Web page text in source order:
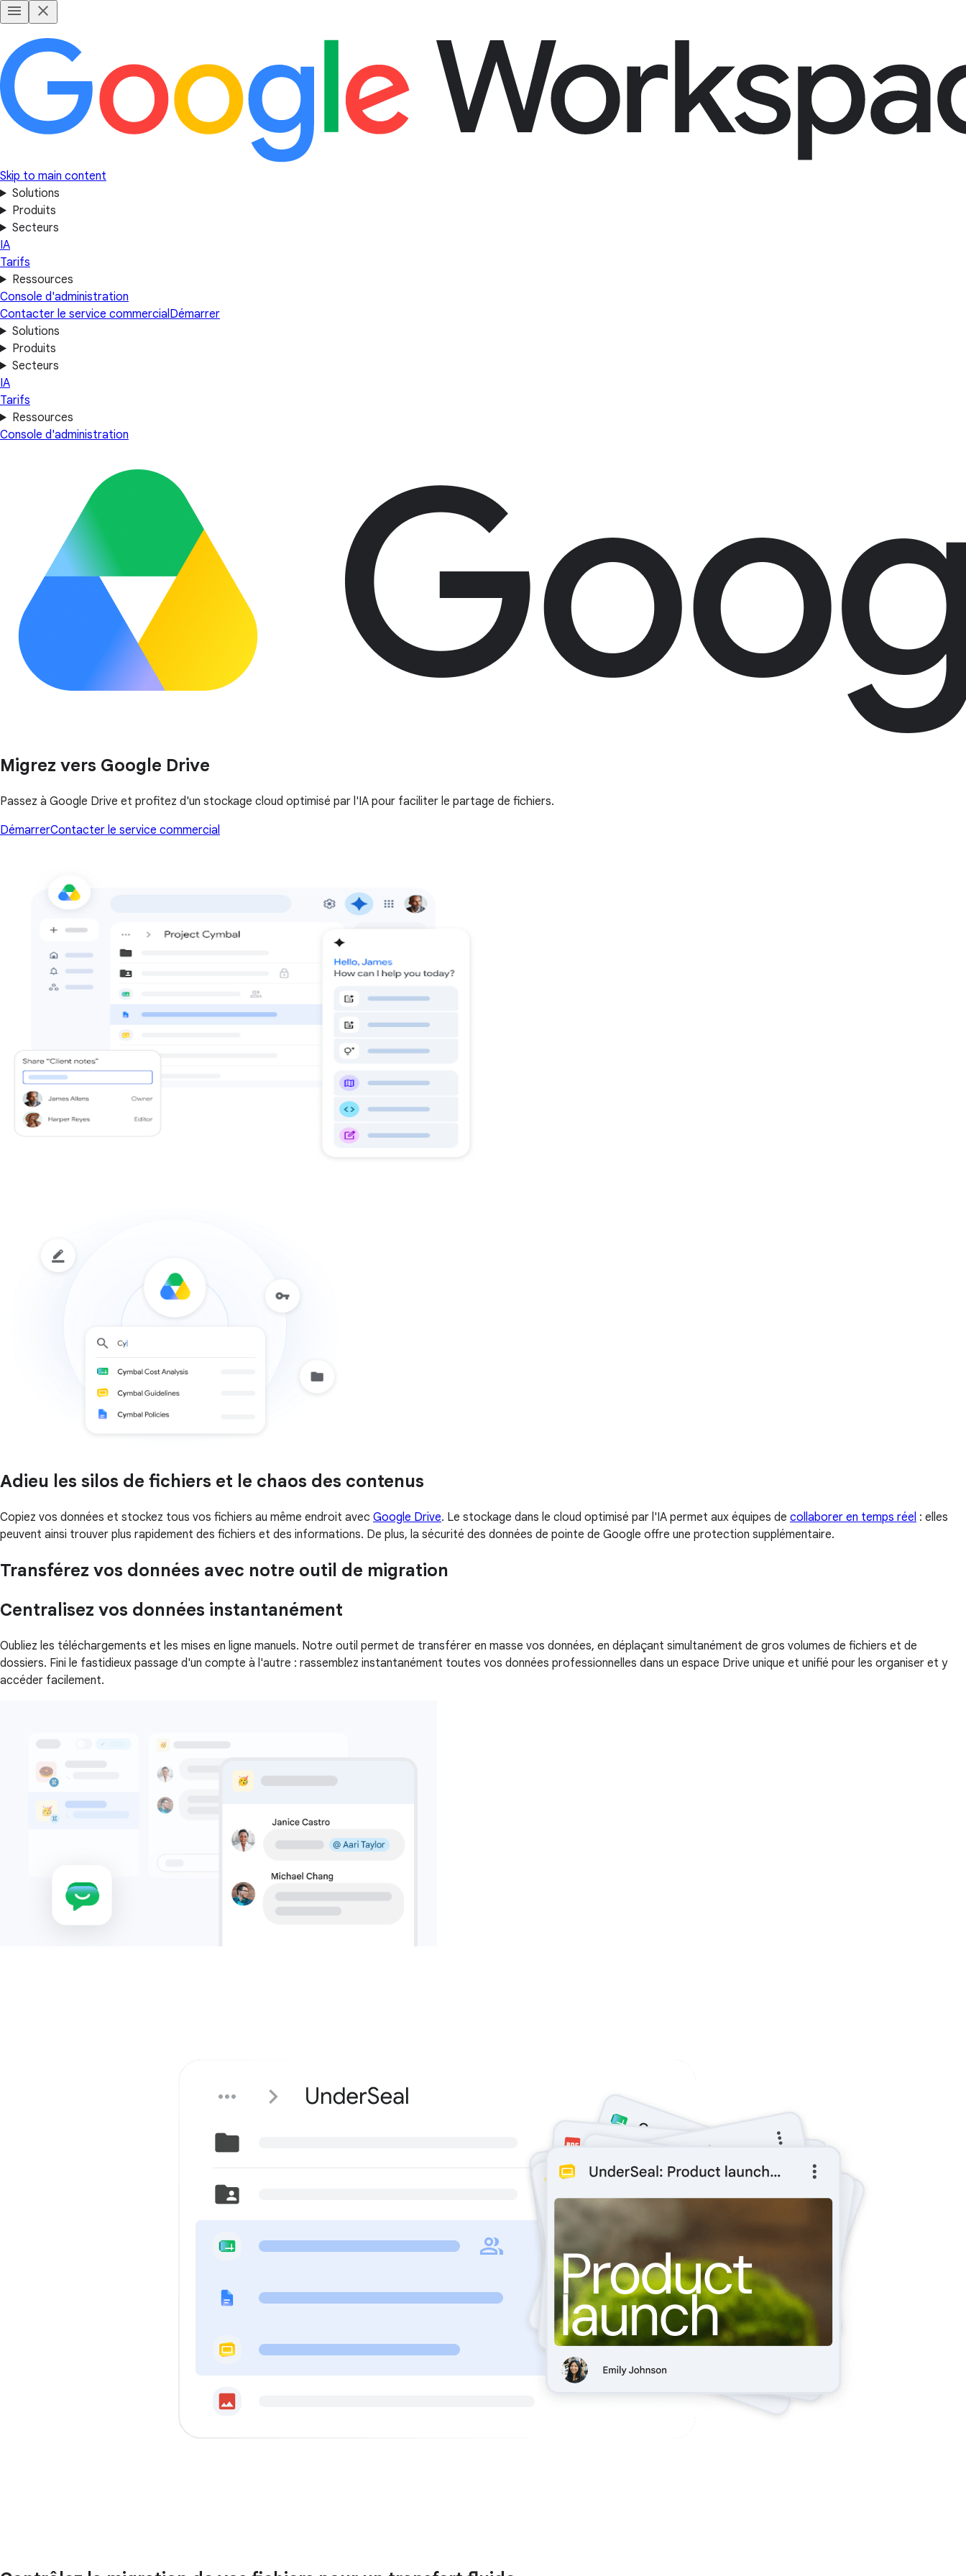
Skip to main content
Solutions
Produits
Secteurs
IA
Tarifs
Ressources
Console d'administration
Contacter le service commercialDémarrer
Solutions
Produits
Secteurs
IA
Tarifs
Ressources
Console d'administration
Migrez vers Google Drive
Passez à Google Drive et profitez d'un stockage cloud optimisé par l'IA pour faciliter le partage de fichiers.
DémarrerContacter le service commercial
Adieu les silos de fichiers et le chaos des contenus
Copiez vos données et stockez tous vos fichiers au même endroit avec Google Drive. Le stockage dans le cloud optimisé par l'IA permet aux équipes de collaborer en temps réel : elles
peuvent ainsi trouver plus rapidement des fichiers et des informations. De plus, la sécurité des données de pointe de Google offre une protection supplémentaire.
Transférez vos données avec notre outil de migration
Centralisez vos données instantanément
Oubliez les téléchargements et les mises en ligne manuels. Notre outil permet de transférer en masse vos données, en déplaçant simultanément de gros volumes de fichiers et de
dossiers. Fini le fastidieux passage d'un compte à l'autre : rassemblez instantanément toutes vos données professionnelles dans un espace Drive unique et unifié pour les organiser et y
accéder facilement.